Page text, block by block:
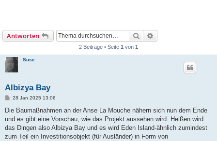
Antworten Suche
2 Beiträge • Seite 1 von 1
Suse
Albizya Bay
B
i
r
a
28 Jan 2025 13:06
Die Baumaßnahmen an der Anse La Mouche nähern sich nun dem Ende
und es gibt eine Vorschau, wie das Projekt aussehen wird. Heißen wird
das Dingen also Albizya Bay und es wird Eden Island-ähnlich zumindest
zum Teil ein Investitionsobjekt (für Ausländer) in Form von